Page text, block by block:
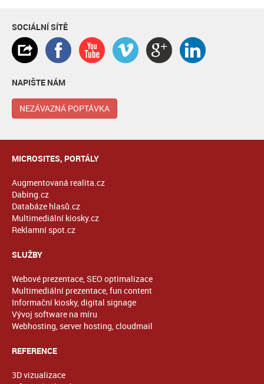
SOCIÁLNÍ SÍTĚ
NAPIŠTE NÁM
NEZÁVAZNÁ POPTÁVKA
MICROSITES, PORTÁLY
Augmentovaná realita.cz
Dabing.cz
Databáze hlasů.cz
Multimediální kiosky.cz
Reklamní spot.cz
SLUŽBY
Webové prezentace, SEO optimalizace
Multimediální prezentace, fun content
Informační kiosky, digital signage
Vývoj software na míru
Webhosting, server hosting, cloudmail
REFERENCE
3D vizualizace